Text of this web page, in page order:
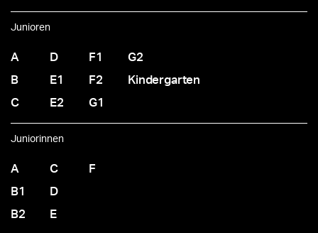
Junioren
A
B
C
D
E1
E2
F1
F2
G1
G2
Kindergarten
Juniorinnen
A
B1
B2
C
D
E
F